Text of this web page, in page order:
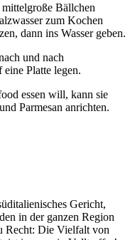
Bällchen
zum Kochen
dann ins Wasser geben.
und nach
eine Platte legen.
essen will, kann sie
Parmesan anrichten.
Gericht,
in der ganzen Region
Recht: Die Vielfalt von